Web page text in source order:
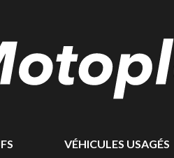
VÉHICULES USAGÉS